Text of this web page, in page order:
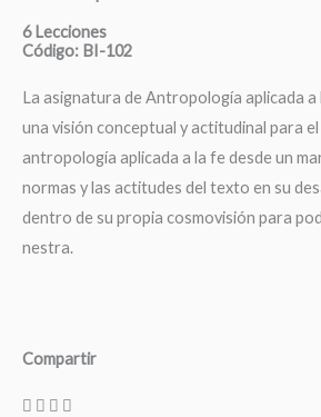
6 Lecciones
Código: BI-102
La asignatura de Antropología aplicada a
una visión conceptual y actitudinal para
antropología aplicada a la fe desde un
normas y las actitudes del texto en su
dentro de su propia cosmovisión para
nestra.
Compartir